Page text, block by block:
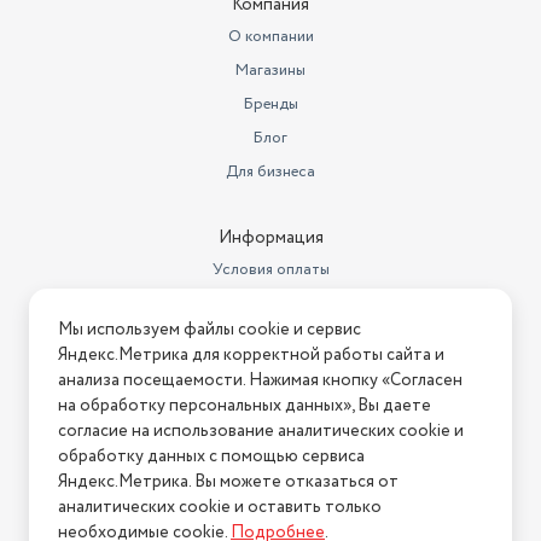
1 год
18
22
Дата окончания действия
сертификата/декларации
15.11.2028
Компания
О компании
Магазины
Бренды
Блог
Для бизнеса
Информация
Условия оплаты
Условия возврата
Нашли ошибку на сайте? Напишите нам
2026 © Интернет-магазин "АстМаркет". У нас есть всё!
Политика конфиденциальности
Мы используем файлы cookie и сервис
Яндекс.Метрика для корректной работы сайта и
анализа посещаемости. Нажимая кнопку «Согласен
на обработку персональных данных», Вы даете
согласие на использование аналитических cookie и
обработку данных с помощью сервиса
Яндекс.Метрика. Вы можете отказаться от
аналитических cookie и оставить только
необходимые cookie.Подробнее.